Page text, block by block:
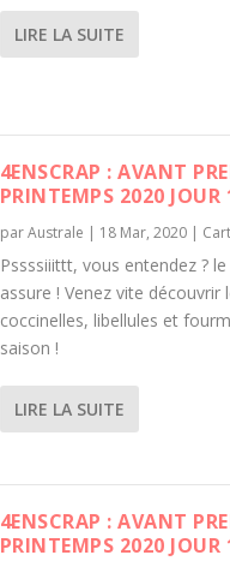
LIRE LA SUITE
4ENSCRAP : AVANT
PRINTEMPS 2020 JOUR
parAustrale | 18 Mar, 2020|
Pssssiiittt, vous entendez ?
assure ! Venez vite
coccinelles, libellules et
saison !
LIRE LA SUITE
4ENSCRAP : AVANT
PRINTEMPS 2020 JOUR